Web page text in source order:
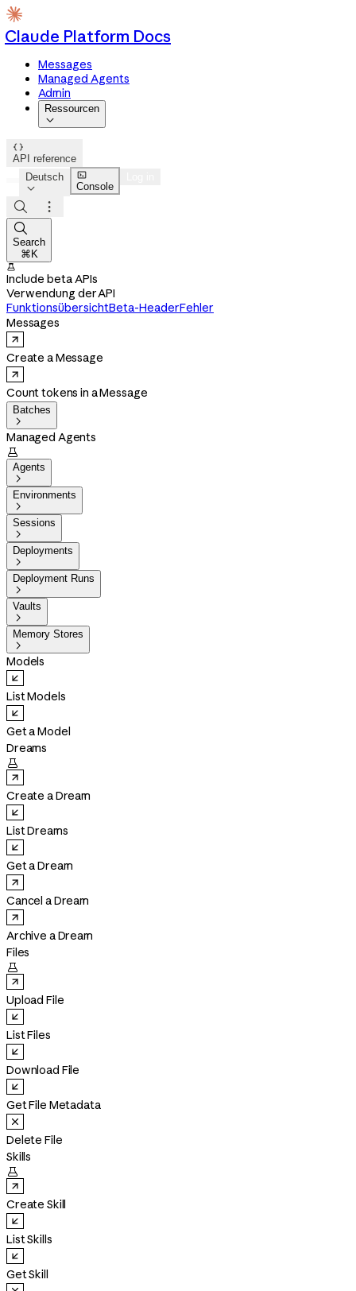
Claude Platform Docs
Messages
Managed Agents
Admin
Ressourcen


API reference
Deutsch


Console



Search
⌘K

Include beta APIs
Verwendung der API
FunktionsübersichtBeta-HeaderFehler
Messages
Create a Message
Count tokens in a Message
Batches

Managed Agents

Agents

Environments

Sessions

Deployments

Deployment Runs

Vaults

Memory Stores

Models
List Models
Get a Model
Dreams

Create a Dream
List Dreams
Get a Dream
Cancel a Dream
Archive a Dream
Files

Upload File
List Files
Download File
Get File Metadata
Delete File
Skills

Create Skill
List Skills
Get Skill